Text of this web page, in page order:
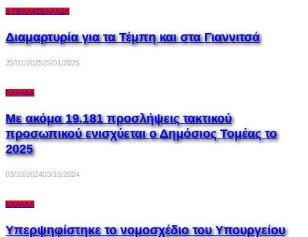
Δ.ΠΈΛΛΑΣΕΛΛΆΔΑ
Διαμαρτυρία για τα Τέμπη και στα Γιαννιτσά
25/01/202525/01/2025
ΕΛΛΆΔΑ
Με ακόμα 19.181 προσλήψεις τακτικού
προσωπικού ενισχύεται ο Δημόσιος Τομέας το
2025
03/10/202403/10/2024
ΕΛΛΆΔΑ
Υπερψηφίστηκε το νομοσχέδιο του Υπουργείου